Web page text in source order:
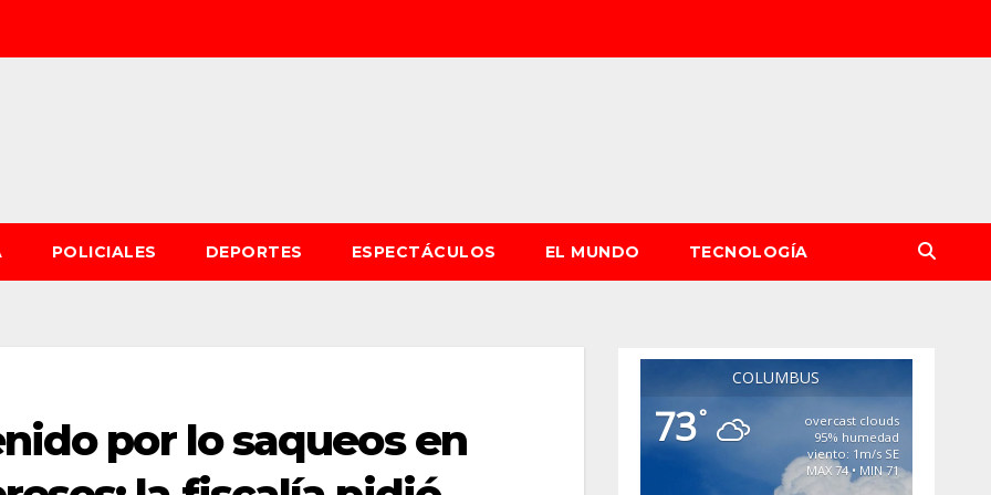
POLICIALES DEPORTES ESPECTÁCULOS EL MUNDO TECNOLOGÍA
por lo saqueos en
COLUMBUS
73°
overcast clouds
95% humedad
viento: 1m/s SE
MAX 74 • MIN 71